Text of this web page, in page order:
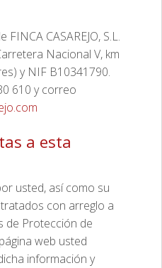
CASAREJO, S.L.
Nacional V, km
y NIF B10341790.
610 y correo
a esta
usted, así como su
con arreglo a
de Protección de
web usted
información y